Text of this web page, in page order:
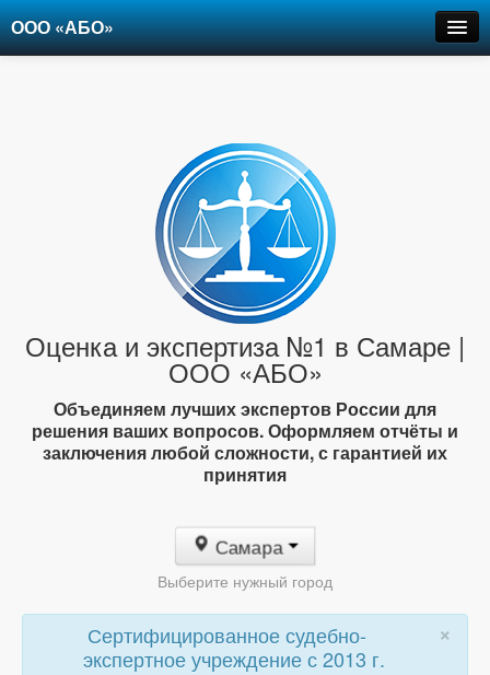
ООО «АБО»
Оценка и экспертиза №1 в Самаре |
ООО «АБО»
Объединяем лучших экспертов России для
решения ваших вопросов. Оформляем отчёты и
заключения любой сложности, с гарантией их
принятия
Самара
Выберите нужный город
×
Сертифицированное судебно-
экспертное учреждение с 2013 г.